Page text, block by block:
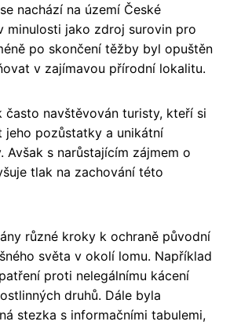
nachází na území České
minulosti jako zdroj surovin pro
po skončení těžby byl opuštěn
v zajímavou přírodní lokalitu.
často navštěvován turisty, kteří si
jeho pozůstatky a unikátní
Avšak s narůstajícím zájmem o
tlak na zachování této
různé kroky k ochraně původní
světa v okolí lomu. Například
proti nelegálnímu kácení
druhů. Dále byla
stezka s informačními tabulemi,